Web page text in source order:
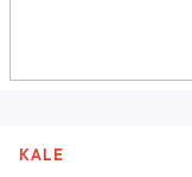
KALE